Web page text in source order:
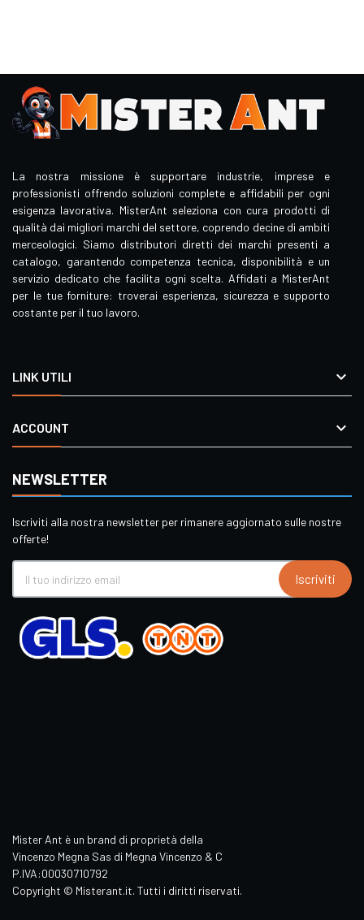
La nostra missione è supportare industrie, imprese e
professionisti offrendo soluzioni complete e affidabili per ogni
esigenza lavorativa. MisterAnt seleziona con cura prodotti di
qualità dai migliori marchi del settore, coprendo decine di ambiti
merceologici. Siamo distributori diretti dei marchi presenti a
catalogo, garantendo competenza tecnica, disponibilità e un
servizio dedicato che facilita ogni scelta. Affidati a MisterAnt
per le tue forniture: troverai esperienza, sicurezza e supporto
costante per il tuo lavoro.
LINK UTILI 
ACCOUNT 
NEWSLETTER
Iscriviti alla nostra newsletter per rimanere aggiornato sulle nostre
offerte!
Iscriviti
Mister Ant è un brand di proprietà della
Vincenzo Megna Sas di Megna Vincenzo & C
P.IVA:00030710792
Copyright © Misterant.it. Tutti i diritti riservati.